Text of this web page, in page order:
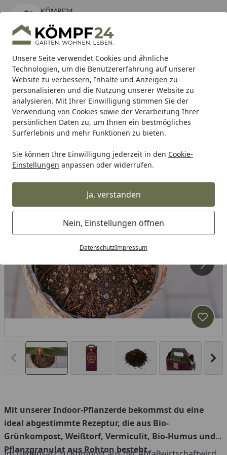
Unsere Seite verwendet Cookies und ähnliche
Technologien, um die Benutzererfahrung auf unserer
Website zu verbessern, Inhalte und Anzeigen zu
personalisieren und die Nutzung unserer Website zu
analysieren. Mit Ihrer Einwilligung stimmen Sie der
Verwendung von Cookies sowie der Verarbeitung Ihrer
persönlichen Daten zu, um Ihnen ein bestmögliches
Surferlebnis und mehr Funktionen zu bieten.
Sie können Ihre Einwilligung jederzeit in den Cookie-
Einstellungen anpassen oder widerrufen.
Ja, verstanden
Nein, Einstellungen öffnen
DatenschutzImpressum
KÖMPF24
kostenlos - Im App Store
Hotline
Alle Produkte
Mein Konto
Suchen
Karibu Pools inkl. gratis Sandfilteranlage & Pool-
Starterset (Gesamtwert bis 468,99€)
Startseite
Alles für den Garten Hochbeet, Pflanzkasten & mehr!
Restberry's Pflanzenerde Indoor
Vorheriges Bild anzeigen
Mit unserer Indoor-Pflanzerde bekommst du eine
ideal abgestimmte Rezeptur, die aus Bio-
Grünkompost, Weißtorf, Vermiculit, Bio-Humus und
Pflanzgranulat aus Rohton besteht.